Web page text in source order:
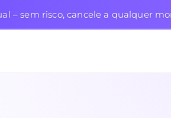
– sem risco, cancele a qualquer